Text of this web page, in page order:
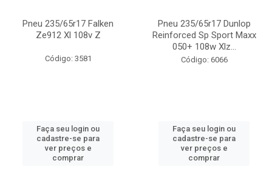
Pneu 235/65r17 Falken
Ze912 Xl 108v Z
Código: 3581
Faça seu login ou
cadastre-se para
ver preços e
comprar
Pneu 235/65r17 Dunlop
Reinforced Sp Sport Maxx
050+ 108w Xlz...
Código: 6066
Faça seu login ou
cadastre-se para
ver preços e
comprar